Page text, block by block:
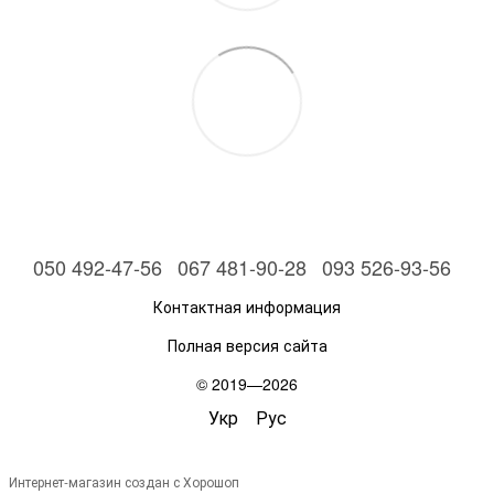
050 492-47-56 067 481-90-28 093 526-93-56
Контактная информация
Полная версия сайта
© 2019—2026
Укр Рус
Интернет-магазин создан с Хорошоп